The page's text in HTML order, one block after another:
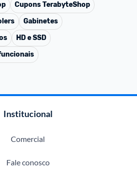
CuponsTerabyteShop
Gabinetes
HD e SSD
Institucional
Comercial
Fale conosco